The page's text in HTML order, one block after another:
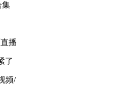
集
播
了
频/